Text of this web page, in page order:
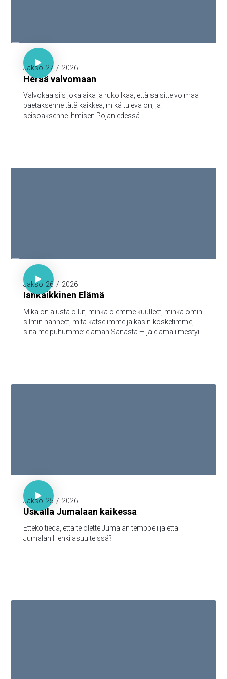
Luuk. 21:36

Jakso 27 / 2026
Herää valvomaan
Valvokaa siis joka aika ja rukoilkaa, että saisitte voimaa
paetaksenne tätä kaikkea, mikä tuleva on, ja
seisoaksenne Ihmisen Pojan edessä.
1. Joh. 1:1-3

Jakso 26 / 2026
Iankaikkinen Elämä
Mikä on alusta ollut, minkä olemme kuulleet, minkä omin
silmin nähneet, mitä katselimme ja käsin kosketimme,
siitä me puhumme: elämän Sanasta — ja elämä ilmestyi,
yhteys meidän kanssamme; ja meillä on yhteys Isän ja
1. Kor. 3:16

Jakso 25 / 2026
Uskalla Jumalaan kaikessa
Ettekö tiedä, että te olette Jumalan temppeli ja että
Jumalan Henki asuu teissä?